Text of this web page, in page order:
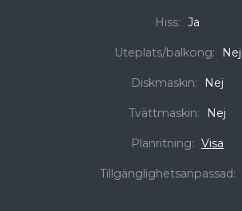
Hiss: Ja
Uteplats/balkong: Nej
Diskmaskin: Nej
Tvättmaskin: Nej
Planritning: Visa
Tillgänglighetsanpassad: